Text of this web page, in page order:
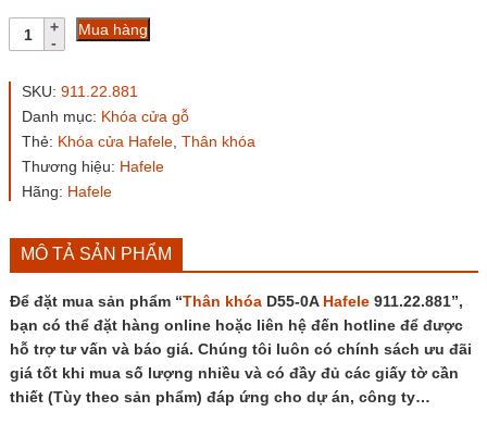
Thân
khóa
0A
911.22.881
số
lượng
Mua hàng
SKU: 911.22.881
Danh mục: Khóa cửa gỗ
Thẻ: Khóa cửa Hafele, Thân khóa
Thương hiệu: Hafele
Hãng: Hafele
MÔ TẢ SẢN PHẨM
Để đặt mua sản phẩm “Thân khóaD55-0A Hafele911.22.881”,
bạn có thể đặt hàng online hoặc liên hệ đến hotline để được
hỗ trợ tư vấn và báo giá. Chúng tôi luôn có chính sách ưu đãi
giá tốt khi mua số lượng nhiều và có đầy đủ các giấy tờ cần
thiết (Tùy theo sản phẩm) đáp ứng cho dự án, công ty…